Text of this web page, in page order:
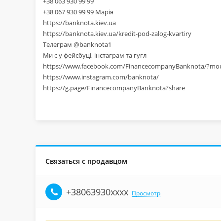
+38 067 930 99 99 Марія
https://banknota.kiev.ua
https://banknota.kiev.ua/kredit-pod-zalog-kvartiry
Телеграм @banknota1
Ми є у фейсбуці, інстаграм та гугл
https://www.facebook.com/FinancecompanyBanknota/
https://www.instagram.com/banknota/
https://g.page/FinancecompanyBanknota?share
Связаться с продавцом
+38063930xxxx Просмотр